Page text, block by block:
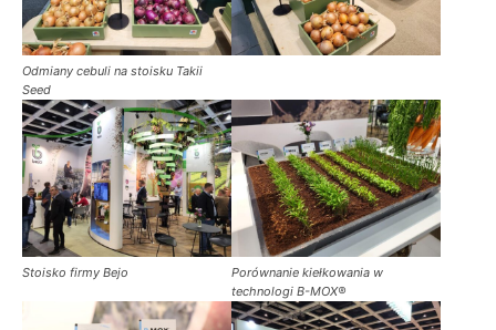
Odmiany cebuli na stoisku Takii
Seed
Stoisko firmy Bejo
Porównanie kiełkowania w
technologi B-MOX®